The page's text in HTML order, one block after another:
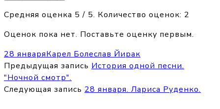
Средняя оценка 5 / 5. Количество оценок: 2
Оценок пока нет. Поставьте оценку первым.
28 январяКарел Болеслав Йирак
Предыдущая запись История одной песни.
"Ночной смотр".
Следующая запись 28 января. Лариса Руденко.